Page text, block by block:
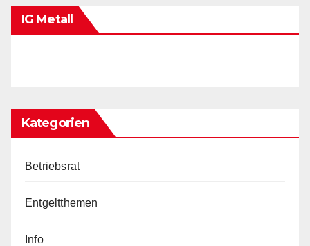
IG Metall
Kategorien
Betriebsrat
Entgeltthemen
Info